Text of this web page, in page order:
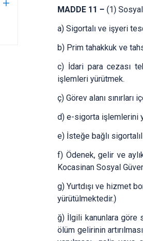
MADDE 11 – (1)
a) Sigortalı ve işyeri
b) Prim tahakkuk ve
c) İdari para cezası
işlemleri yürütmek.
ç) Görev alanı
d) e-sigorta işlemlerini
e) İsteğe bağlı
f) Ödenek, gelir ve
Kocasinan Sosyal
g) Yurtdışı ve hizmet
yürütülmektedir.)
ğ) İlgili kanunlara göre
ölüm gelirinin